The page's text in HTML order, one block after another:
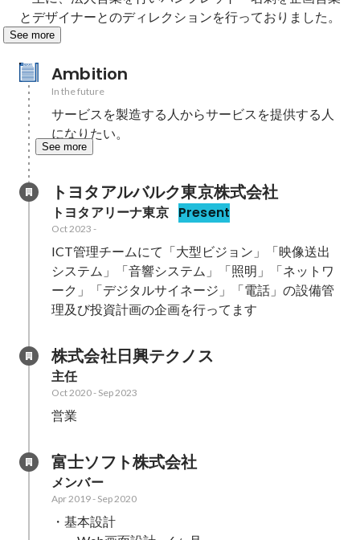
とデザイナーとのディレクションを行っておりました。
See more
Ambition
In the future
サービスを製造する人からサービスを提供する人
になりたい。
See more
トヨタアルバルク東京株式会社
トヨタアリーナ東京 Present
Oct 2023 -
ICT管理チームにて「大型ビジョン」「映像送出
システム」「音響システム」「照明」「ネットワ
ーク」「デジタルサイネージ」「電話」の設備管
理及び投資計画の企画を行ってます
株式会社日興テクノス
主任
Oct 2020- Sep 2023
営業
富士ソフト株式会社
メンバー
Apr 2019- Sep 2020
・基本設計